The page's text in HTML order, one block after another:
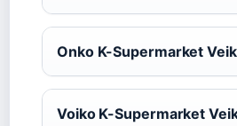
Onko K-Supermarket
Voiko K-Supermarket